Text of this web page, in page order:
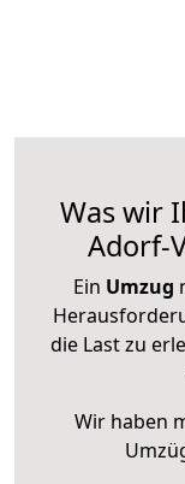
Was wir
Adorf-
Ein Umzug
die Last zu
Wir haben